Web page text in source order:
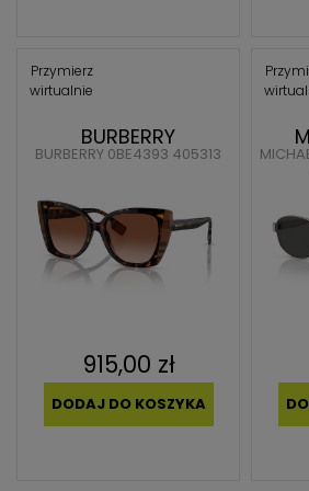
Przymierz
wirtualnie
BURBERRY
BURBERRY 0BE4393 405313
915,00 zł
DODAJ DO KOSZYKA